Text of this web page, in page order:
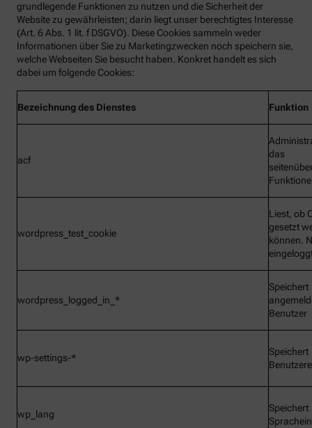
grundlegende Funktionen zu nutzen und die Sicherheit der
Website zu gewährleisten; darin liegt unser berechtigtes Interesse
(Art. 6 Abs. 1 lit. f DSGVO). Diese Cookies sammeln weder
Informationen über Sie zu Marketingzwecken noch speichern sie,
welche Webseiten Sie besucht haben. Konkret handelt es sich
dabei um folgende Cookies:
Bezeichnungdes Dienstes Funktion
acf
das
wordpress_test_cookie
Liest, ob
gesetzt
können.
wordpress_logged_in_*
Speichert
Benutzer
wp-settings-*
Speichert
wp_lang
Speichert